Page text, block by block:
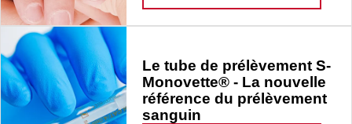
Le tube de prélèvement S-
Monovette® - La nouvelle
référence du prélèvement
sanguin